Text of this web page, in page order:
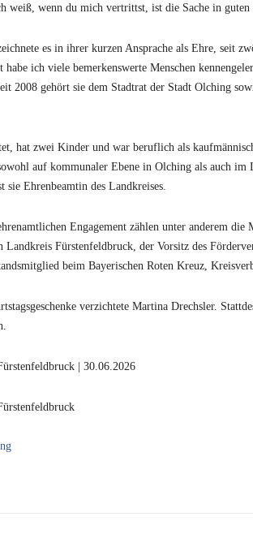
weiß, wenn du mich vertrittst, ist die Sache in guten
es in ihrer kurzen Ansprache als Ehre, seit
ich viele bemerkenswerte Menschen
2008 gehört sie dem Stadtrat der Stadt Olching
hat zwei Kinder und war beruflich als
auf kommunaler Ebene in Olching als auch im
sie Ehrenbeamtin des Landkreises.
Engagement zählen unter anderem
Fürstenfeldbruck, der Vorsitz des
beim Bayerischen Roten Kreuz,
verzichtete Martina Drechsler.
| 30.06.2026